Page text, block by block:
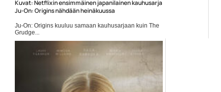
Kuvat: Netflixin ensimmäinen japanilainen kauhusarja
Ju-On: Origins nähdään heinäkuussa
Ju-On: Origins kuuluu samaan kauhusarjaan kuin The
Grudge...
Elokuvat